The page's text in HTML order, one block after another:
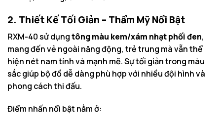
2. Thiết Kế Tối Giản – Thẩm Mỹ Nổi Bật
RXM-40 sử dụngtông màu kem/xám nhạt phối đen,
mang đến vẻ ngoài năng động, trẻ trung mà vẫn thể
hiện nét nam tính và mạnh mẽ. Sự tối giản trong màu
sắc giúp bộ đồ dễ dàng phù hợp với nhiều đội hình và
phong cách thi đấu.
Điểm nhấn nổi bật nằm ở: